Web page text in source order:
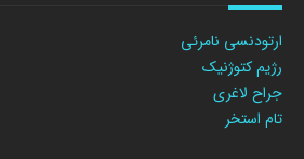
ارتودنسی نامرئی
رژیم کتوژنیک
جراح لاغری
تام استخر